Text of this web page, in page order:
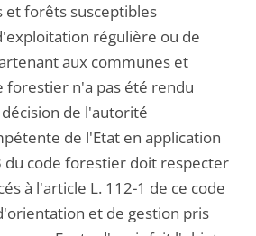
et forêts susceptibles
régulière ou de
aux communes et
forestier n'a pas été rendu
de l'autorité
de l'Etat en application
du code forestier doit respecter
à l'article L. 112-1 de ce code
et de gestion pris